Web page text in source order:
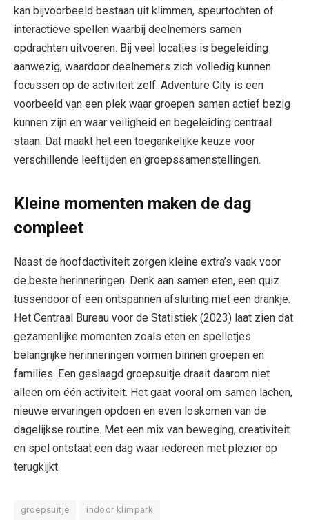
kan bijvoorbeeld bestaan uit klimmen, speurtochten of
interactieve spellen waarbij deelnemers samen
opdrachten uitvoeren. Bij veel locaties is begeleiding
aanwezig, waardoor deelnemers zich volledig kunnen
focussen op de activiteit zelf. Adventure City is een
voorbeeld van een plek waar groepen samen actief bezig
kunnen zijn en waar veiligheid en begeleiding centraal
staan. Dat maakt het een toegankelijke keuze voor
verschillende leeftijden en groepssamenstellingen.
Kleine momenten maken de dag
compleet
Naast de hoofdactiviteit zorgen kleine extra’s vaak voor
de beste herinneringen. Denk aan samen eten, een quiz
tussendoor of een ontspannen afsluiting met een drankje.
Het Centraal Bureau voor de Statistiek (2023) laat zien dat
gezamenlijke momenten zoals eten en spelletjes
belangrijke herinneringen vormen binnen groepen en
families. Een geslaagd groepsuitje draait daarom niet
alleen om één activiteit. Het gaat vooral om samen lachen,
nieuwe ervaringen opdoen en even loskomen van de
dagelijkse routine. Met een mix van beweging, creativiteit
en spel ontstaat een dag waar iedereen met plezier op
terugkijkt.
groepsuitje indoor klimpark